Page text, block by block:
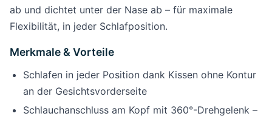
ab und dichtet unter der Nase ab – für maximale
Flexibilität, in jeder Schlafposition.
Merkmale & Vorteile
Schlafen in jeder Position dank Kissen ohne Kontur
an der Gesichtsvorderseite
Schlauchanschluss am Kopf mit 360°-Drehgelenk –